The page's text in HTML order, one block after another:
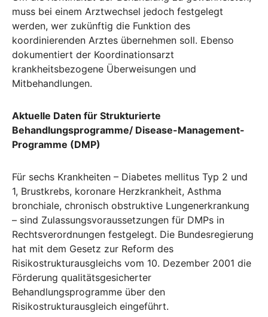
muss bei einem Arztwechsel jedoch festgelegt
werden, wer zukünftig die Funktion des
koordinierenden Arztes übernehmen soll. Ebenso
dokumentiert der Koordinationsarzt
krankheitsbezogene Überweisungen und
Mitbehandlungen.
Aktuelle Daten für Strukturierte
Behandlungsprogramme/ Disease-Management-
Programme (DMP)
Für sechs Krankheiten – Diabetes mellitus Typ 2 und
1, Brustkrebs, koronare Herzkrankheit, Asthma
bronchiale, chronisch obstruktive Lungenerkrankung
– sind Zulassungsvoraussetzungen für DMPs in
Rechtsverordnungen festgelegt. Die Bundesregierung
hat mit dem Gesetz zur Reform des
Risikostrukturausgleichs vom 10. Dezember 2001 die
Förderung qualitätsgesicherter
Behandlungsprogramme über den
Risikostrukturausgleich eingeführt.